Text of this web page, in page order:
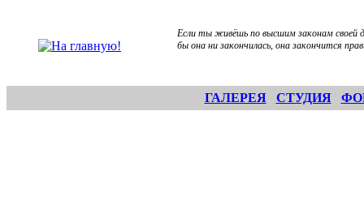
Если ты живёшь по высшим законам своей
бы она ни закончилась, она закончится
ГАЛЕРЕЯ СТУДИЯ